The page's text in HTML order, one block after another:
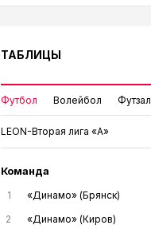
ТАБЛИЦЫ
Футбол Волейбол Футзал
LEON-Вторая лига «А»
Команда
1 «Динамо» (Брянск)
2
«Динамо» (Киров)